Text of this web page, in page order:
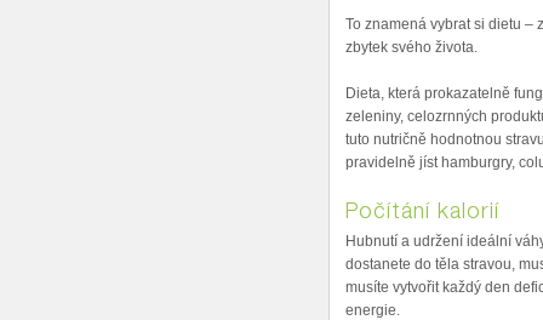
To znamená vybrat si dietu –
zbytek svého života.
Dieta, která prokazatelně
zeleniny, celozrnných
tuto nutričně hodnotnou
pravidelně jíst hamburgry,
Počítání kalorií
Hubnutí a udržení ideální
dostanete do těla stravou,
musíte vytvořit každý den
energie.